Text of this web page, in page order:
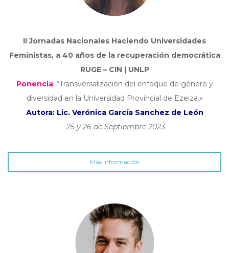
II Jornadas Nacionales Haciendo Universidades
Feministas, a 40 años de la recuperación democrática
RUGE – CIN | UNLP
Ponencia: “Transversalización del enfoque de género y
diversidad en la Universidad Provincial de Ezeiza.»
Autora: Lic. Verónica García Sanchez de León
25 y 26 de Septiembre 2023
Más información